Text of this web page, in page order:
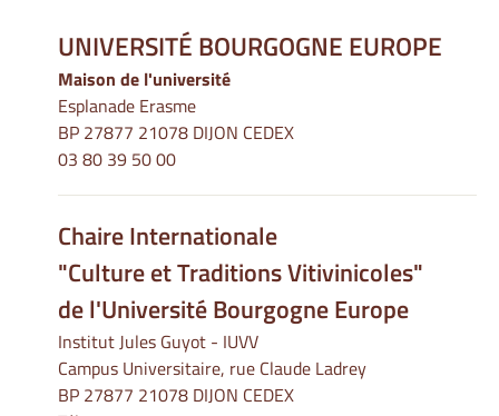
UNIVERSITÉ BOURGOGNE EUROPE
Maison de l'université
Esplanade Erasme
BP 27877 21078 DIJON CEDEX
03 80 39 50 00
Chaire Internationale
"Culture et Traditions Vitivinicoles"
de l'Université Bourgogne Europe
Institut Jules Guyot - IUVV
Campus Universitaire, rue Claude Ladrey
BP 27877 21078 DIJON CEDEX